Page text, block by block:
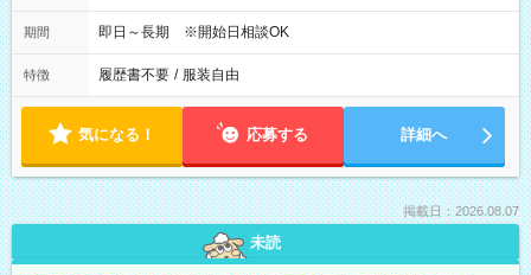
期間 即日～長期 ※開始日相談OK
特徴 履歴書不要 / 服装自由
気になる！ 応募する 詳細へ
掲載日：2026.08.07
未読